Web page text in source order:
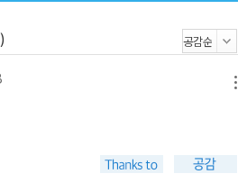
산드라의 거울』이 화두로 삼고 있는 것
수 있는가, 볼 수 있다면 그 미래를 바
여 주지 않고, 아무도 관심 가지지 않을
들기 위해 우리는 무슨 일을 어떻게 할
다. 미래를 예견하는 카산드라가 미래의